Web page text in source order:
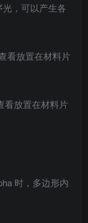
，可以产生各
看放置在材料片
看放置在材料片
时，多边形内